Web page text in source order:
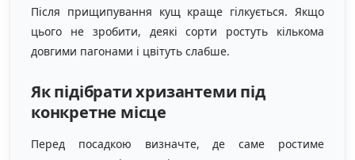
Після прищипування кущ краще гілкується. Якщо
цього не зробити, деякі сорти ростуть кількома
довгими пагонами і цвітуть слабше.
Як підібрати хризантеми під
конкретне місце
Перед посадкою визначте, де саме ростиме